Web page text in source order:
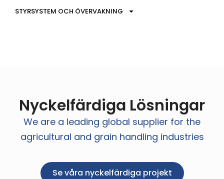
STYRSYSTEM OCH ÖVERVAKNING
Nyckelfärdiga Lösningar
We are a leading global supplier for the
agricultural and grain handling industries
Se våra nyckelfärdiga projekt